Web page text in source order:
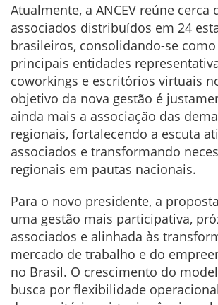
Atualmente, a ANCEV reúne cerca
associados distribuídos em 24
brasileiros, consolidando-se
principais entidades
coworkings e escritórios virtuais
objetivo da nova gestão é
ainda mais a associação das
regionais, fortalecendo a escuta
associados e transformando
regionais em pautas nacionais.
Para o novo presidente, a
uma gestão mais participativa,
associados e alinhada às
mercado de trabalho e do
no Brasil. O crescimento do
busca por flexibilidade